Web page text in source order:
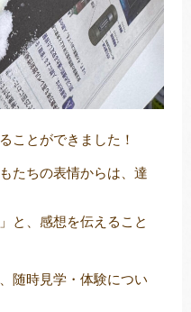
ことができました！
たちの表情からは、達
と、感想を伝えること
随時見学・体験につい